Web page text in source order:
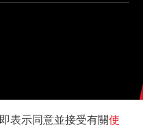
表示同意並接受有關使